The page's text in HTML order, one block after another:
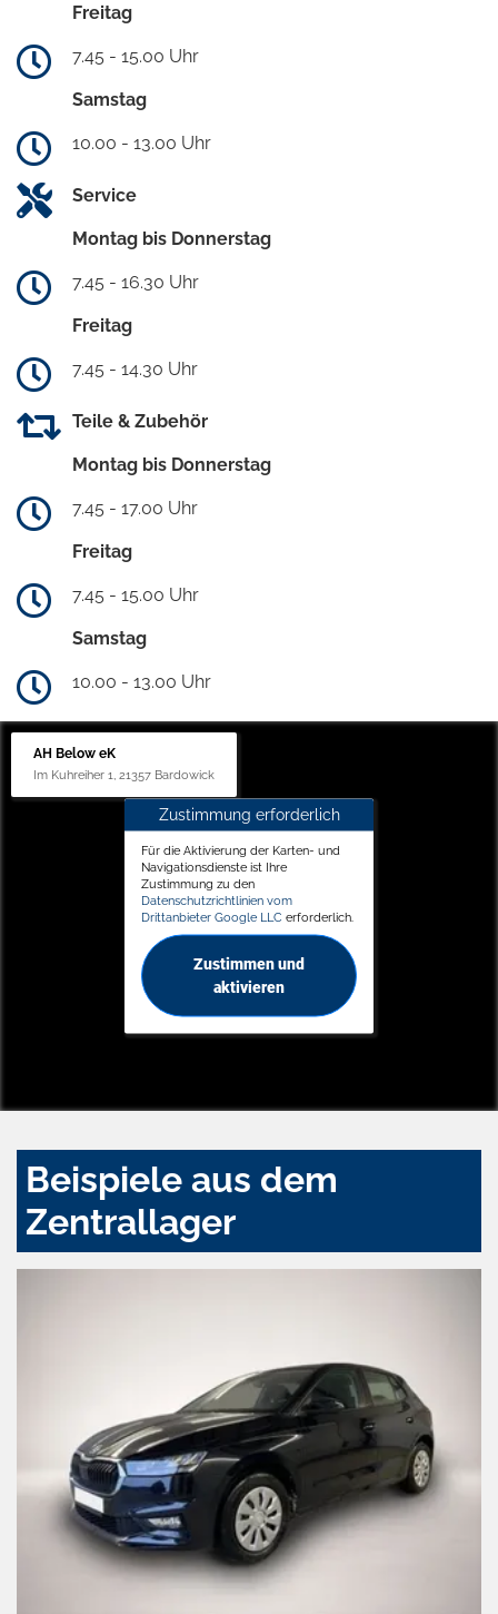
Freitag
7.45 - 15.00 Uhr
Samstag
10.00 - 13.00 Uhr
Service
Montag bis Donnerstag
7.45 - 16.30 Uhr
Freitag
7.45 - 14.30 Uhr
Teile & Zubehör
Montag bis Donnerstag
7.45 - 17.00 Uhr
Freitag
7.45 - 15.00 Uhr
Samstag
10.00 - 13.00 Uhr
AH Below eK
Im Kuhreiher 1, 21357 Bardowick
Zustimmung erforderlich
Für die Aktivierung der Karten- und
Navigationsdienste ist Ihre
Zustimmung zu den
Datenschutzrichtlinien vom
Drittanbieter Google LLC erforderlich.
Zustimmen und
aktivieren
Beispiele aus dem
Zentrallager